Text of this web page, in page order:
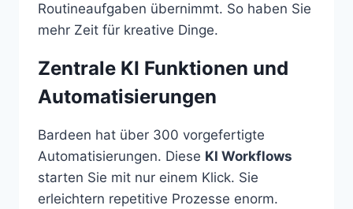
Routineaufgaben übernimmt. So haben Sie
mehr Zeit für kreative Dinge.
Zentrale KI Funktionen und
Automatisierungen
Bardeen hat über 300 vorgefertigte
Automatisierungen. Diese KI Workflows
starten Sie mit nur einem Klick. Sie
erleichtern repetitive Prozesse enorm.